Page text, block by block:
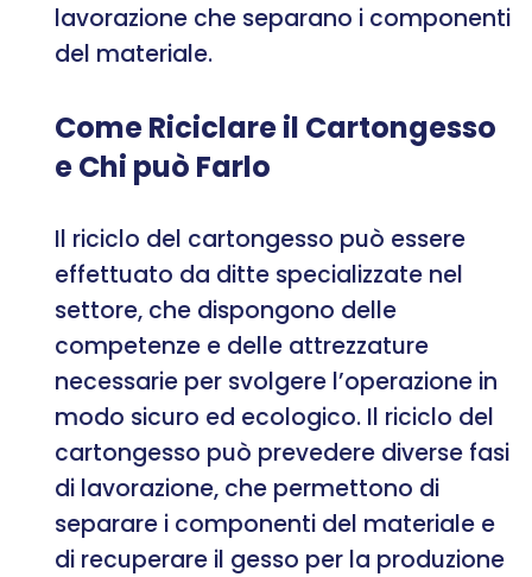
lavorazione che separano i componenti
del materiale.
Come Riciclare il Cartongesso
e Chi può Farlo
Il riciclo del cartongesso può essere
effettuato da ditte specializzate nel
settore, che dispongono delle
competenze e delle attrezzature
necessarie per svolgere l’operazione in
modo sicuro ed ecologico. Il riciclo del
cartongesso può prevedere diverse fasi
di lavorazione, che permettono di
separare i componenti del materiale e
di recuperare il gesso per la produzione